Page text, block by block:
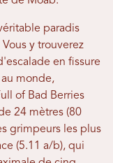
paradis
y trouverez
en fissure
monde,
of Bad Berries
24 mètres (80
grimpeurs les plus
(5.11 a/b), qui